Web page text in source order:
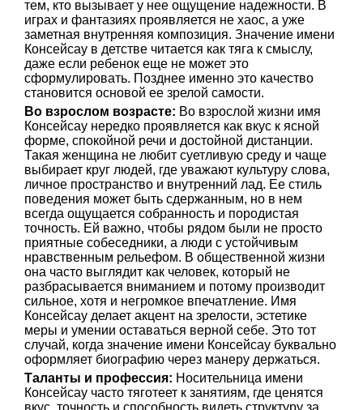
тем, кто вызывает у нее ощущение надежности. В
играх и фантазиях проявляется не хаос, а уже
заметная внутренняя композиция. Значение имени
Консейсау в детстве читается как тяга к смыслу,
даже если ребенок еще не может это
сформулировать. Позднее именно это качество
становится основой ее зрелой самости.
Во взрослом возрасте: Во взрослой жизни имя
Консейсау нередко проявляется как вкус к ясной
форме, спокойной речи и достойной дистанции.
Такая женщина не любит суетливую среду и чаще
выбирает круг людей, где уважают культуру слова,
личное пространство и внутренний лад. Ее стиль
поведения может быть сдержанным, но в нем
всегда ощущается собранность и породистая
точность. Ей важно, чтобы рядом были не просто
приятные собеседники, а люди с устойчивым
нравственным рельефом. В общественной жизни
она часто выглядит как человек, который не
разбрасывается вниманием и потому производит
сильное, хотя и негромкое впечатление. Имя
Консейсау делает акцент на зрелости, эстетике
меры и умении оставаться верной себе. Это тот
случай, когда значение имени Консейсау буквально
оформляет биографию через манеру держаться.
Таланты и профессия: Носительница имени
Консейсау часто тяготеет к занятиям, где ценятся
вкус, точность и способность видеть структуру за